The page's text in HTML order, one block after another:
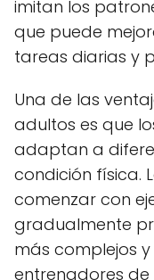
imitan los
que puede
tareas diarias y
Una de las
adultos es que
adaptan a
condición física.
comenzar con
gradualmente
más complejos
entrenadores de